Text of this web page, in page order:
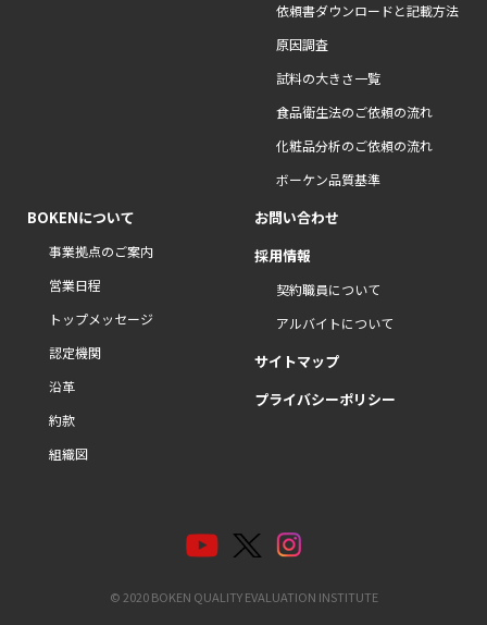
依頼書ダウンロードと記載方法
原因調査
試料の大きさ一覧
食品衛生法のご依頼の流れ
化粧品分析のご依頼の流れ
ボーケン品質基準
BOKENについて
事業拠点のご案内
営業日程
トップメッセージ
認定機関
沿革
約款
組織図
お問い合わせ
採用情報
契約職員について
アルバイトについて
サイトマップ
プライバシーポリシー
© 2020 BOKEN QUALITY EVALUATION INSTITUTE